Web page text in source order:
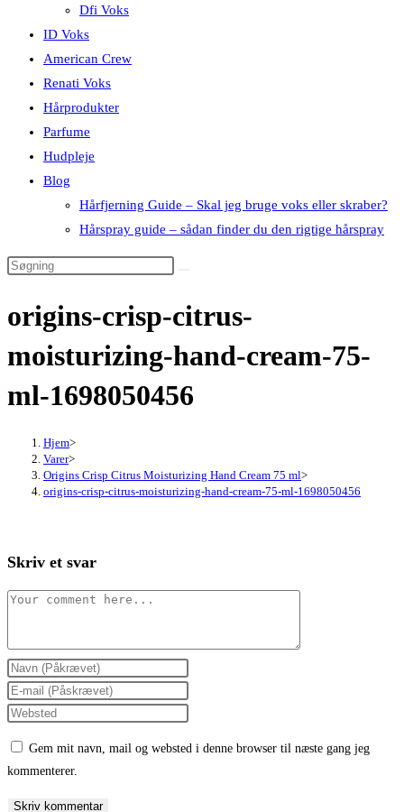
Dfi Voks
ID Voks
American Crew
Renati Voks
Hårprodukter
Parfume
Hudpleje
Blog
Hårfjerning Guide – Skal jeg bruge voks eller skraber?
Hårspray guide – sådan finder du den rigtige hårspray
origins-crisp-citrus-
moisturizing-hand-cream-75-
ml-1698050456
Hjem>
Varer>
Origins Crisp Citrus Moisturizing Hand Cream 75 ml>
origins-crisp-citrus-moisturizing-hand-cream-75-ml-1698050456
Skriv et svar
Comment
Enter
your
name
comment
Enter
your
comment
Enter
(optional)
Gem mit navn, mail og websted i denne browser til næste gang jeg
kommenterer.